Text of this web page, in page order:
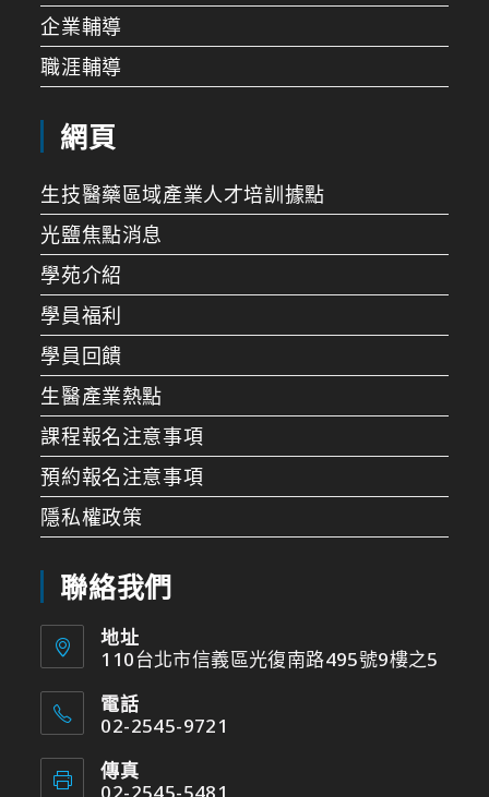
企業輔導
職涯輔導
網頁
生技醫藥區域產業人才培訓據點
光鹽焦點消息
學苑介紹
學員福利
學員回饋
生醫產業熱點
課程報名注意事項
預約報名注意事項
隱私權政策
聯絡我們
地址
110台北市信義區光復南路495號9樓之5
電話
02-2545-9721
傳真
02-2545-5481